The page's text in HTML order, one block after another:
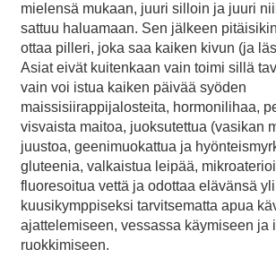
mielensä mukaan, juuri silloin ja juuri
sattuu haluamaan. Sen jälkeen
ottaa pilleri, joka saa kaiken kivun (ja
Asiat eivät kuitenkaan vain toimi sillä
vain voi istua kaiken päivää syöden
maissisiirappijalosteita, hormonilihaa,
visvaista maitoa, juoksutettua (vasikan
juustoa, geenimuokattua ja
gluteenia, valkaistua leipää,
fluoresoitua vettä ja odottaa elävänsä yli
kuusikymppiseksi tarvitsematta apua
ajattelemiseen, vessassa käymiseen ja
ruokkimiseen.